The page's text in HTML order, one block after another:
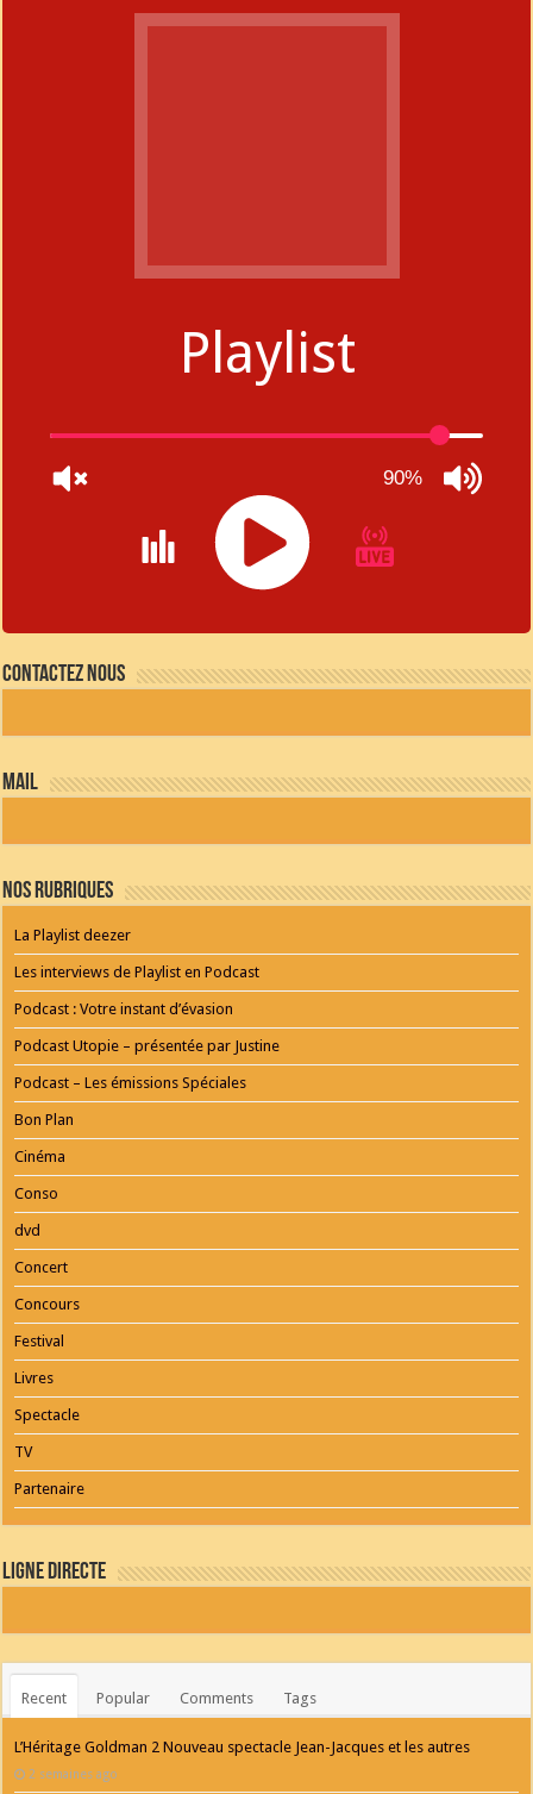
Playlist
90%
RADIO
PLAYER
RADIO
by
WordPress
SERVICE
ONLINE
AGENTUR
MAINZ
Playlist
Contactez nous
mail
Nos Rubriques
La Playlist deezer
Les interviews de Playlist en Podcast
Podcast : Votre instant d’évasion
Podcast Utopie – présentée par Justine
Podcast – Les émissions Spéciales
Bon Plan
Cinéma
Conso
dvd
Concert
Concours
Festival
Livres
Spectacle
TV
Partenaire
Ligne Directe
Recent Popular Comments Tags
L’Héritage Goldman 2 Nouveau spectacle Jean-Jacques et les autres
2 semaines ago